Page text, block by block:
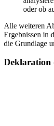
oder ob
Alle weiteren
Ergebnissen in
die Grundlage
Deklaration